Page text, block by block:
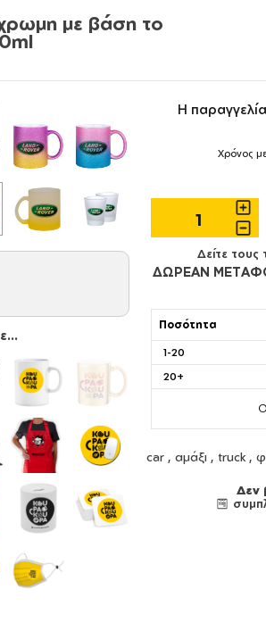
με βάση το
Η
Χρόνος
Δείτε
ΔΩΡΕΑΝ
Ποσότητα
1-20
20+
car , αμάξι , truck ,
Δεν